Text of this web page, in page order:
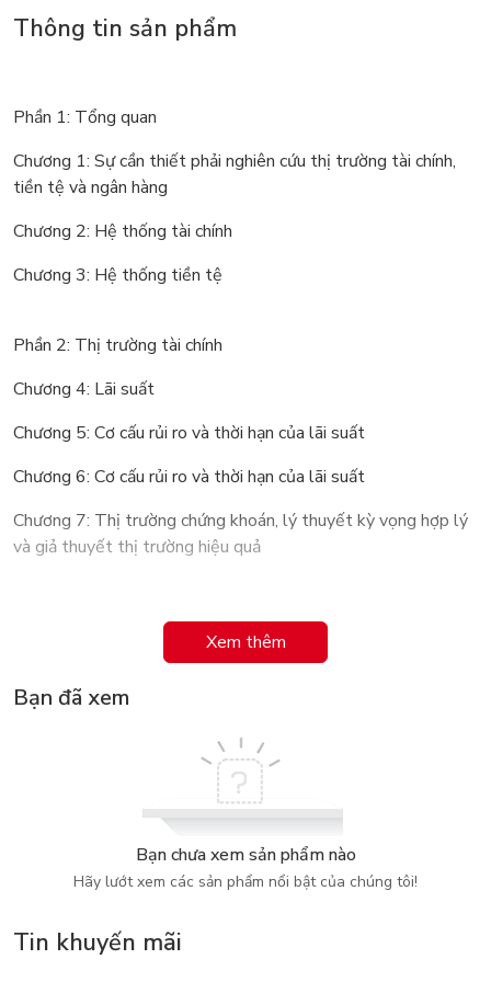
Thông tin sản phẩm
Phần 1: Tổng quan
Chương 1: Sự cần thiết phải nghiên cứu thị trường tài chính,
tiền tệ và ngân hàng
Chương 2: Hệ thống tài chính
Chương 3: Hệ thống tiền tệ
Phần 2: Thị trường tài chính
Chương 4: Lãi suất
Chương 5: Cơ cấu rủi ro và thời hạn của lãi suất
Chương 6: Cơ cấu rủi ro và thời hạn của lãi suất
Chương 7: Thị trường chứng khoán, lý thuyết kỳ vọng hợp lý
và giả thuyết thị trường hiệu quả
Phần 3: Các định chế tài chính
Chương 8: Phân tích kinh tế về cơ cấu tài chính
Chương 9: Ngân hàng
Chương 10: Cơ cấu của ngành ngân hàng
Chương 11: Phân tích kinh tế về điều hành ngân hàng
Chương 13: Các công cụ tài chính phái sinh
Phần 4: Ngân hàng trung ương và thực thi chính sách tiền tệ
Xem thêm
Bạn đã xem
Bạn chưa xem sản phẩm nào
Hãy lướt xem các sản phẩm nổi bật của chúng tôi!
Tin khuyến mãi